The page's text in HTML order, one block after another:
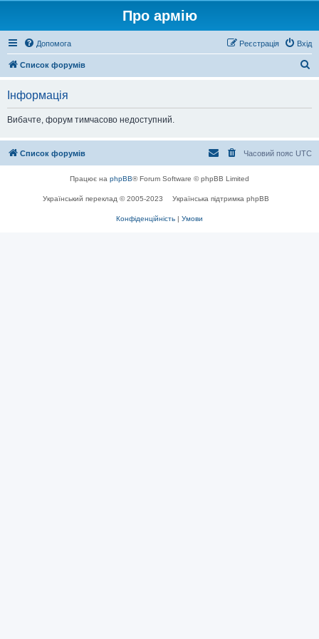
Про армію
Допомога Вхід
Реєстрація
Список форумів
Інформація
Вибачте, форум тимчасово недоступний.
Список форумів Часовий пояс UTC
Працює на phpBB® Forum Software © phpBB Limited
Український переклад © 2005-2023 Українська підтримка phpBB
Конфіденційність | Умови